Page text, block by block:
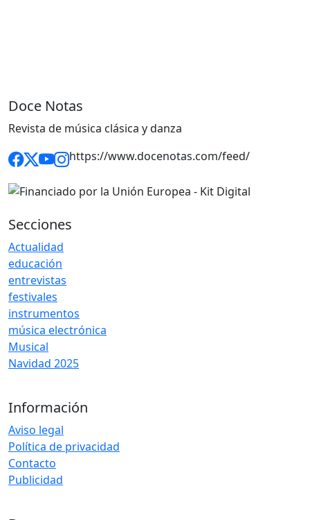
Doce Notas
Revista de música clásica y danza
https://www.docenotas.com/feed/
Secciones
Actualidad
educación
entrevistas
festivales
instrumentos
música electrónica
Musical
Navidad 2025
Información
Aviso legal
Política de privacidad
Contacto
Publicidad